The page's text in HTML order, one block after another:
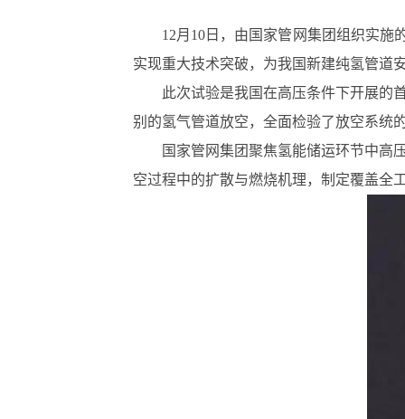
12月10日，由国家管网集团组织实施
实现重大技术突破，为我国新建纯氢管道
此次试验是我国在高压条件下开展的
别的氢气管道放空，全面检验了放空系统
国家管网集团聚焦氢能储运环节中高
空过程中的扩散与燃烧机理，制定覆盖全